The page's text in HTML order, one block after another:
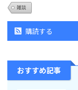
雑談
購読する
おすすめ記事